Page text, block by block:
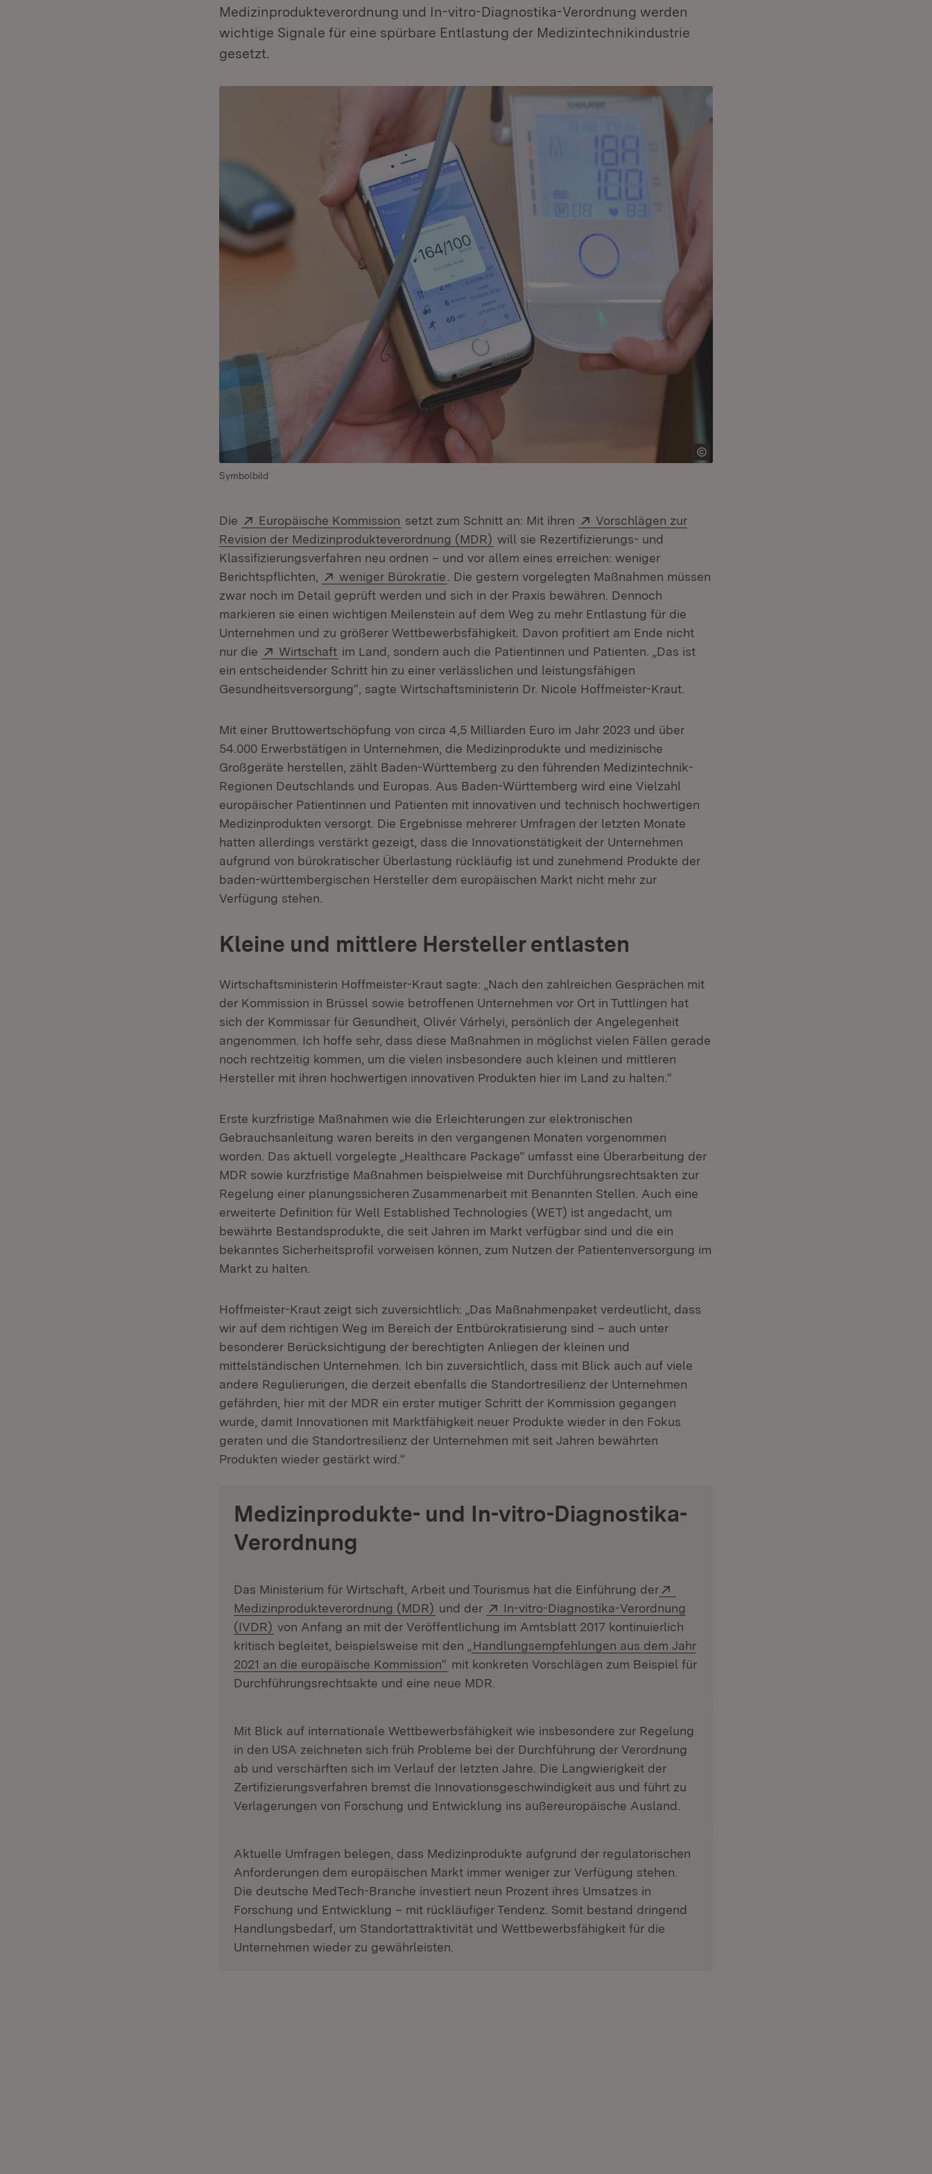
Medizinprodukteverordnung und In-vitro-Diagnostika-Verordnung werden
wichtige Signale für eine spürbare Entlastung der Medizintechnikindustrie
gesetzt.
Symbolbild
Die Extern:
Europäische Kommission (Öffnet in neuem Fenster)
setzt zum Schnitt an: Mit ihren Extern:
Vorschlägen zur
Revision der Medizinprodukteverordnung (MDR) (Öffnet in neuem Fenster)
will sie Rezertifizierungs- und
Klassifizierungsverfahren neu ordnen – und vor allem eines erreichen: weniger
Berichtspflichten,
Extern:
weniger Bürokratie (Öffnet in neuem Fenster)
. Die gestern vorgelegten Maßnahmen müssen
zwar noch im Detail geprüft werden und sich in der Praxis bewähren. Dennoch
markieren sie einen wichtigen Meilenstein auf dem Weg zu mehr Entlastung für die
Unternehmen und zu größerer Wettbewerbsfähigkeit. Davon profitiert am Ende nicht
nur die
Extern:
Wirtschaft (Öffnet in neuem Fenster)
im Land, sondern auch die Patientinnen und Patienten. „Das ist
ein entscheidender Schritt hin zu einer verlässlichen und leistungsfähigen
Gesundheitsversorgung“, sagte Wirtschaftsministerin Dr. Nicole Hoffmeister-Kraut.
Mit einer Bruttowertschöpfung von circa 4,5 Milliarden Euro im Jahr 2023 und über
54.000 Erwerbstätigen in Unternehmen, die Medizinprodukte und medizinische
Großgeräte herstellen, zählt Baden-Württemberg zu den führenden Medizintechnik-
Regionen Deutschlands und Europas. Aus Baden-Württemberg wird eine Vielzahl
europäischer Patientinnen und Patienten mit innovativen und technisch hochwertigen
Medizinprodukten versorgt. Die Ergebnisse mehrerer Umfragen der letzten Monate
hatten allerdings verstärkt gezeigt, dass die Innovationstätigkeit der Unternehmen
aufgrund von bürokratischer Überlastung rückläufig ist und zunehmend Produkte der
baden-württembergischen Hersteller dem europäischen Markt nicht mehr zur
Verfügung stehen.
Kleine und mittlere Hersteller entlasten
Wirtschaftsministerin Hoffmeister-Kraut sagte: „Nach den zahlreichen Gesprächen mit
der Kommission in Brüssel sowie betroffenen Unternehmen vor Ort in Tuttlingen hat
sich der Kommissar für Gesundheit, Olivér Várhelyi, persönlich der Angelegenheit
angenommen. Ich hoffe sehr, dass diese Maßnahmen in möglichst vielen Fällen gerade
noch rechtzeitig kommen, um die vielen insbesondere auch kleinen und mittleren
Hersteller mit ihren hochwertigen innovativen Produkten hier im Land zu halten.“
Erste kurzfristige Maßnahmen wie die Erleichterungen zur elektronischen
Gebrauchsanleitung waren bereits in den vergangenen Monaten vorgenommen
worden. Das aktuell vorgelegte „Healthcare Package” umfasst eine Überarbeitung der
MDR sowie kurzfristige Maßnahmen beispielweise mit Durchführungsrechtsakten zur
Regelung einer planungssicheren Zusammenarbeit mit Benannten Stellen. Auch eine
erweiterte Definition für Well Established Technologies (WET) ist angedacht, um
bewährte Bestandsprodukte, die seit Jahren im Markt verfügbar sind und die ein
bekanntes Sicherheitsprofil vorweisen können, zum Nutzen der Patientenversorgung im
Markt zu halten.
Hoffmeister-Kraut zeigt sich zuversichtlich: „Das Maßnahmenpaket verdeutlicht, dass
wir auf dem richtigen Weg im Bereich der Entbürokratisierung sind – auch unter
besonderer Berücksichtigung der berechtigten Anliegen der kleinen und
mittelständischen Unternehmen. Ich bin zuversichtlich, dass mit Blick auch auf viele
andere Regulierungen, die derzeit ebenfalls die Standortresilienz der Unternehmen
gefährden, hier mit der MDR ein erster mutiger Schritt der Kommission gegangen
wurde, damit Innovationen mit Marktfähigkeit neuer Produkte wieder in den Fokus
geraten und die Standortresilienz der Unternehmen mit seit Jahren bewährten
Produkten wieder gestärkt wird.“
Medizinprodukte- und In-vitro-Diagnostika-
Verordnung
Das Ministerium für Wirtschaft, Arbeit und Tourismus hat die Einführung der
Medizinprodukteverordnung (MDR) (Öffnet in neuem Fenster)
und der Extern:
In-vitro-Diagnostika-Verordnung
(IVDR) (Öffnet in neuem Fenster)
von Anfang an mit der Veröffentlichung im Amtsblatt 2017 kontinuierlich
kritisch begleitet, beispielsweise mit den „
Handlungsempfehlungen aus dem Jahr
2021 an die europäische Kommission“ mit konkreten Vorschlägen zum Beispiel für
Durchführungsrechtsakte und eine neue MDR.
Mit Blick auf internationale Wettbewerbsfähigkeit wie insbesondere zur Regelung
in den USA zeichneten sich früh Probleme bei der Durchführung der Verordnung
ab und verschärften sich im Verlauf der letzten Jahre. Die Langwierigkeit der
Zertifizierungsverfahren bremst die Innovationsgeschwindigkeit aus und führt zu
Verlagerungen von Forschung und Entwicklung ins außereuropäische Ausland.
Aktuelle Umfragen belegen, dass Medizinprodukte aufgrund der regulatorischen
Anforderungen dem europäischen Markt immer weniger zur Verfügung stehen.
Die deutsche MedTech-Branche investiert neun Prozent ihres Umsatzes in
Forschung und Entwicklung – mit rückläufiger Tendenz. Somit bestand dringend
Handlungsbedarf, um Standortattraktivität und Wettbewerbsfähigkeit für die
Unternehmen wieder zu gewährleisten.